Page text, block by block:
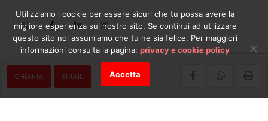
CHIAMA EMAIL
Utilizziamo i cookie per essere sicuri che tu possa avere la
migliore esperienza sul nostro sito. Se continui ad utilizzare
questo sito noi assumiamo che tu ne sia felice. Per maggiori
informazioni consulta la pagina: privacy e cookie policy
Accetta